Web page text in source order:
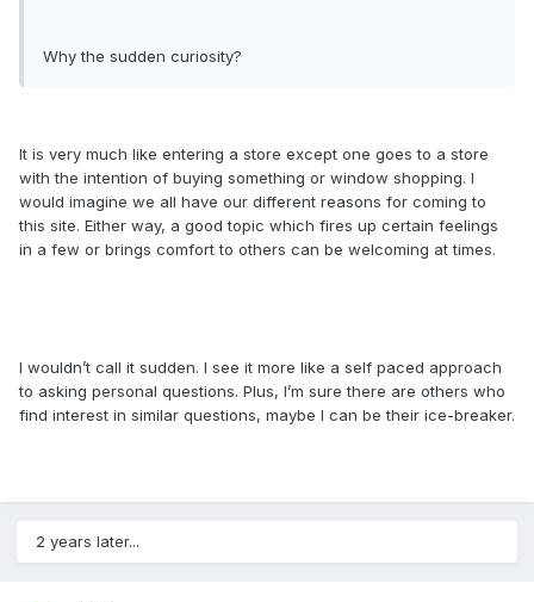
Why the sudden curiosity?
It is very much like entering a store except one goes to a store
with the intention of buying something or window shopping. I
would imagine we all have our different reasons for coming to
this site. Either way, a good topic which fires up certain feelings
in a few or brings comfort to others can be welcoming at times.
I wouldn’t call it sudden. I see it more like a self paced approach
to asking personal questions. Plus, I’m sure there are others who
find interest in similar questions, maybe I can be their ice-breaker.
2 years later...